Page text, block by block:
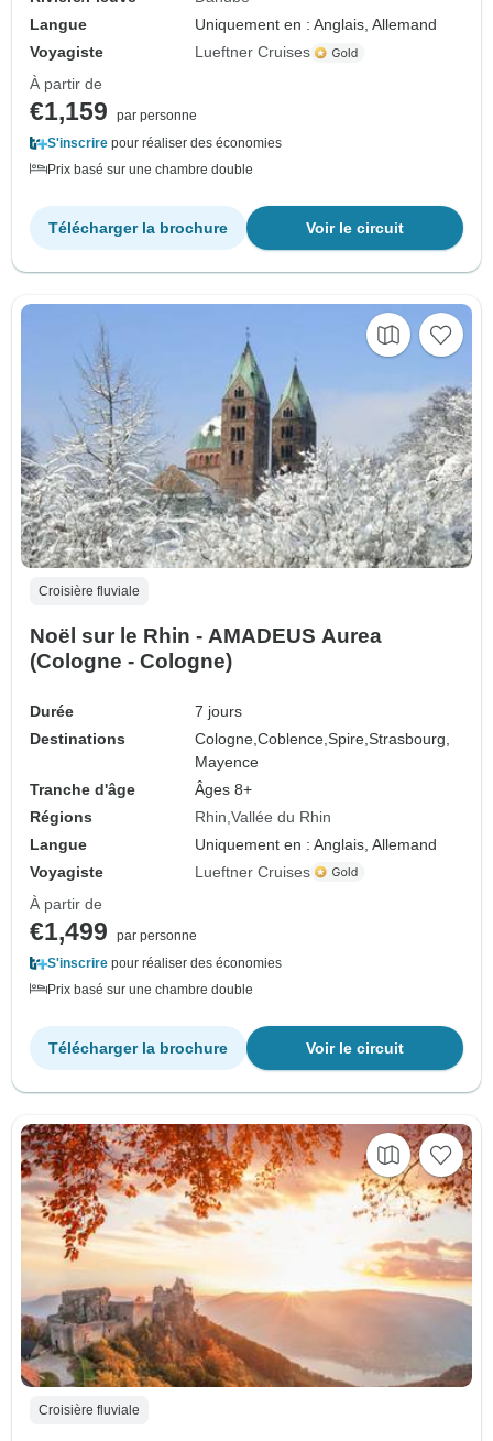
Langue
Uniquement en : Anglais, Allemand
Voyagiste
Lueftner Cruises
À partir de
€1,159
par personne
S'inscrire pour réaliser des économies
Prix basé sur une chambre double
Voir le circuit
Télécharger la brochure
Croisière fluviale
Noël sur le Rhin - AMADEUS Aurea
(Cologne - Cologne)
Durée
7 jours
Destinations
Cologne,Coblence,Spire,Strasbourg,
Mayence
Tranche d'âge
Âges 8+
Régions
Rhin Vallée du Rhin
Langue
Uniquement en : Anglais, Allemand
Voyagiste
Lueftner Cruises
À partir de
€1,499
par personne
S'inscrire pour réaliser des économies
Prix basé sur une chambre double
Voir le circuit
Télécharger la brochure
Croisière fluviale